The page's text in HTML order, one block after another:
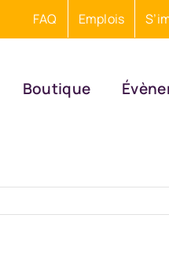
FAQ Emplois
Boutique